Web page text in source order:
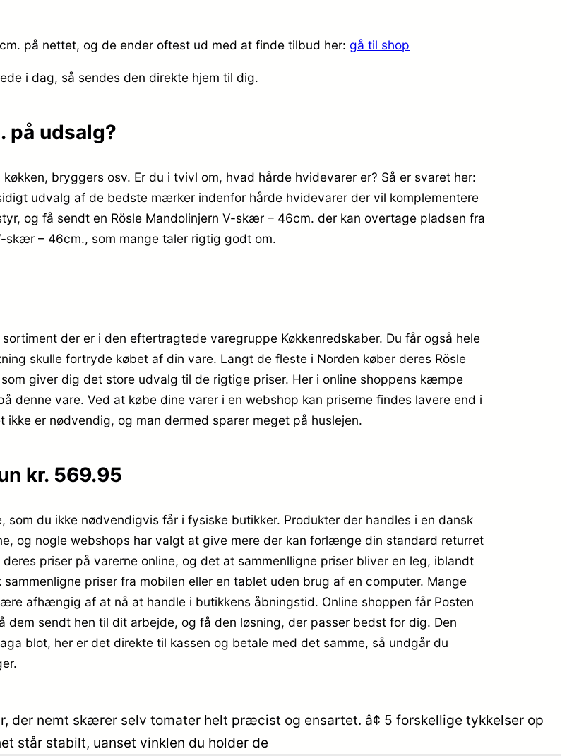
på nettet, og de ender oftest ud med at finde tilbud her: gå til shop
i dag, så sendes den direkte hjem til dig.
på udsalg?
bryggers osv. Er du i tvivl om, hvad hårde hvidevarer er? Så er svaret her:
udvalg af de bedste mærker indenfor hårde hvidevarer der vil komplementere
og få sendt en Rösle Mandolinjern V-skær – 46cm. der kan overtage pladsen fra
skær – 46cm., som mange taler rigtig godt om.
der er i den eftertragtede varegruppe Køkkenredskaber. Du får også hele
skulle fortryde købet af din vare. Langt de fleste i Norden køber deres Rösle
giver dig det store udvalg til de rigtige priser. Her i online shoppens kæmpe
denne vare. Ved at købe dine varer i en webshop kan priserne findes lavere end i
er nødvendig, og man dermed sparer meget på huslejen.
kr. 569.95
du ikke nødvendigvis får i fysiske butikker. Produkter der handles i en dansk
og nogle webshops har valgt at give mere der kan forlænge din standard returret
priser på varerne online, og det at sammenlligne priser bliver en leg, iblandt
priser fra mobilen eller en tablet uden brug af en computer. Mange
afhængig af at nå at handle i butikkens åbningstid. Online shoppen får Posten
sendt hen til dit arbejde, og få den løsning, der passer bedst for dig. Den
blot, her er det direkte til kassen og betale med det samme, så undgår du
der nemt skærer selv tomater helt præcist og ensartet. â¢ 5 forskellige tykkelser op
står stabilt, uanset vinklen du holder de